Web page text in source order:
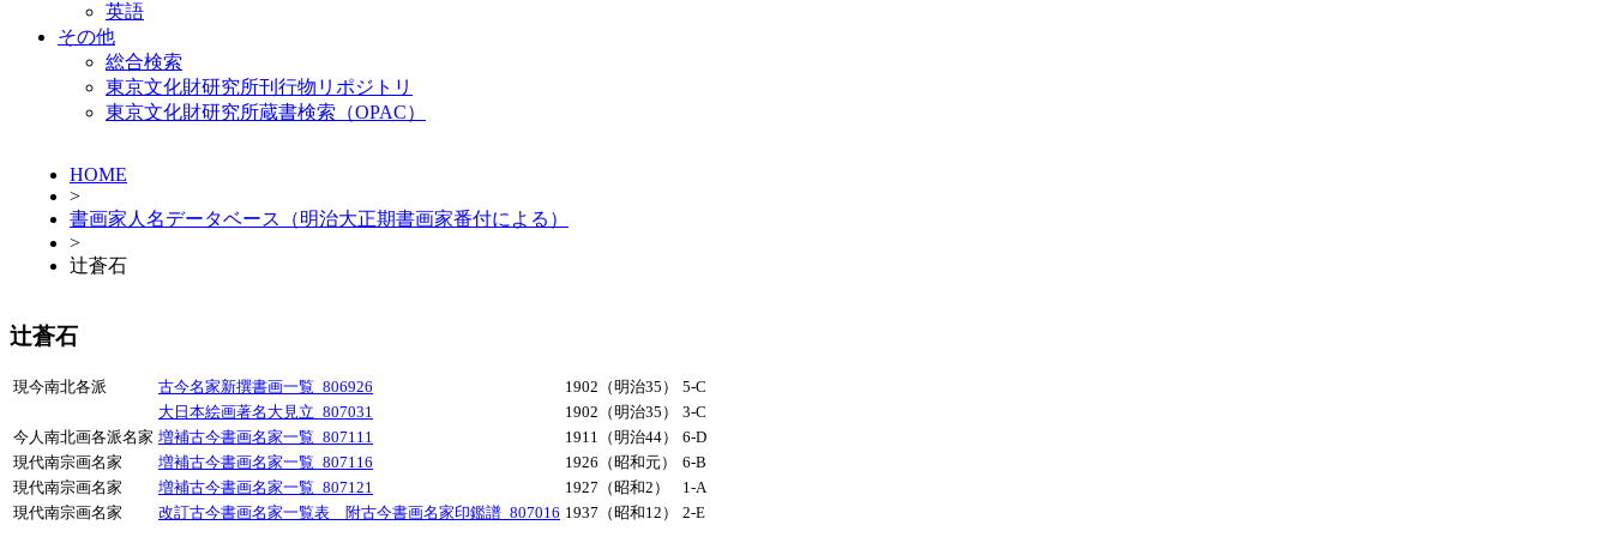
英語
その他
総合検索
東京文化財研究所刊行物リポジトリ
東京文化財研究所蔵書検索（OPAC）
HOME
>
書画家人名データベース（明治大正期書画家番付による）
>
辻蒼石
辻蒼石
現今南北各派 古今名家新撰書画一覧_806926 1902（明治35）
5-C
大日本絵画著名大見立_807031
1902（明治35）
3-C
今人南北画各派名家 増補古今書画名家一覧_807111 1911（明治44）
6-D
現代南宗画名家
増補古今書画名家一覧_807116 1926（昭和元）
6-B
現代南宗画名家
増補古今書画名家一覧_807121 1927（昭和2）
1-A
現代南宗画名家
改訂古今書画名家一覧表 附古今書画名家印鑑譜_807016 1937（昭和12） 2-E